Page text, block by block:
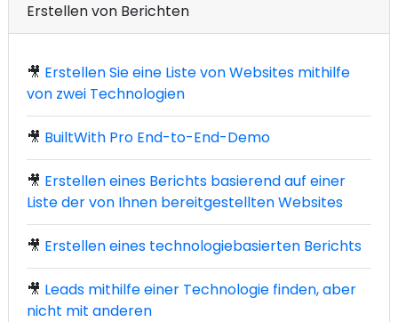
Erstellen von Berichten
🎥 Erstellen Sie eine Liste von Websites mithilfe
von zwei Technologien
🎥 BuiltWith Pro End-to-End-Demo
🎥 Erstellen eines Berichts basierend auf einer
Liste der von Ihnen bereitgestellten Websites
🎥 Erstellen eines technologiebasierten Berichts
🎥 Leads mithilfe einer Technologie finden, aber
nicht mit anderen